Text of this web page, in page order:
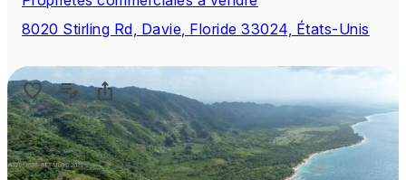
8020 Stirling Rd, Davie, Floride 33024, États-Unis